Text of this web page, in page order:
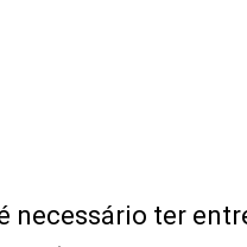
necessário ter